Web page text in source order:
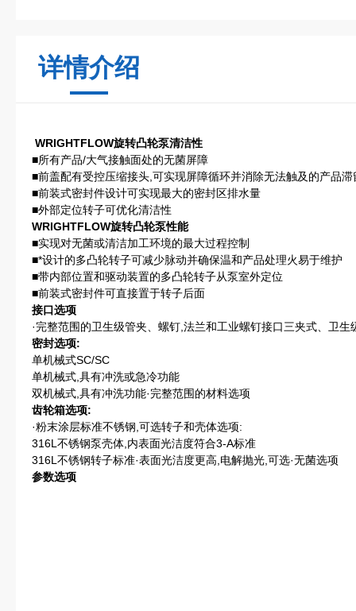
详情介绍
WRIGHTFLOW旋转凸轮泵清洁性
■所有产品/大气接触面处的无菌屏障
■前盖配有受控压缩接头,可实现屏障循环并消除无法触及的产品滞
■前装式密封件设计可实现最大的密封区排水量
■外部定位转子可优化清洁性
WRIGHTFLOW旋转凸轮泵性能
■实现对无菌或清洁加工环境的最大过程控制
■*设计的多凸轮转子可减少脉动并确保温和产品处理火易于维护
■带内部位置和驱动装置的多凸轮转子从泵室外定位
■前装式密封件可直接置于转子后面
接口选项
·完整范围的卫生级管夹、螺钉,法兰和工业螺钉接口三夹式、卫生
密封选项:
单机械式SC/SC
单机械式,具有冲洗或急冷功能
双机械式,具有冲洗功能·完整范围的材料选项
齿轮箱选项:
·粉末涂层标准不锈钢,可选转子和壳体选项:
316L不锈钢泵壳体,内表面光洁度符合3-A标准
316L不锈钢转子标准·表面光洁度更高,电解抛光,可选·无菌选项
参数选项